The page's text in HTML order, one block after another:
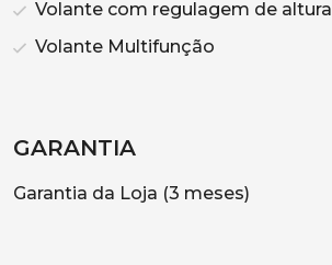
Volante com regulagem de altura
Volante Multifunção
GARANTIA
Garantia da Loja (3 meses)